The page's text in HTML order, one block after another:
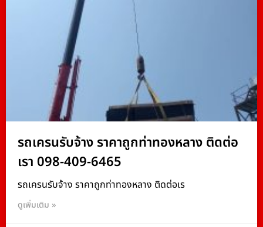
รถเครนรับจ้าง ราคาถูกท่าทองหลาง ติดต่อ
เรา 098-409-6465
รถเครนรับจ้าง ราคาถูกท่าทองหลาง ติดต่อเร
ดูเพิ่มเติม »